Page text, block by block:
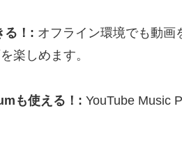
る！: オフライン環境でも動画
楽しめます。
も使える！: YouTube Music